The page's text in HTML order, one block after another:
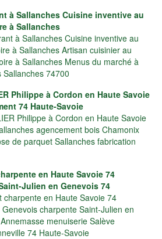
à Sallanches Cuisine inventive au
à Sallanches
à Sallanches Cuisine inventive au
à Sallanches Artisan cuisinier au
à Sallanches Menus du marché à
74700
Philippe à Cordon en Haute Savoie
74 Haute-Savoie
Philippe à Cordon en Haute Savoie
agencement bois Chamonix
de parquet Sallanches fabrication
en Haute Savoie 74
Julien en Genevois 74
charpente en Haute Savoie 74
charpente Saint-Julien en
menuiserie Salève
74 Haute-Savoie